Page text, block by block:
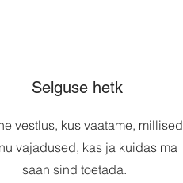
Selguse hetk
vestlus, kus vaatame, millised
vajadused, kas ja kuidas ma
saan sind toetada.